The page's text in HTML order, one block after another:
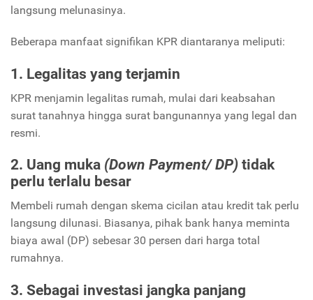
langsung melunasinya.
Beberapa manfaat signifikan KPR diantaranya meliputi:
1. Legalitas yang terjamin
KPR menjamin legalitas rumah, mulai dari keabsahan
surat tanahnya hingga surat bangunannya yang legal dan
resmi.
2. Uang muka (Down Payment/ DP) tidak
perlu terlalu besar
Membeli rumah dengan skema cicilan atau kredit tak perlu
langsung dilunasi. Biasanya, pihak bank hanya meminta
biaya awal (DP) sebesar 30 persen dari harga total
rumahnya.
3. Sebagai investasi jangka panjang